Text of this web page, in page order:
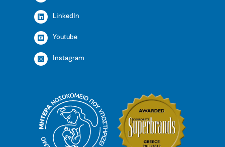
LinkedIn
Youtube
Instagram